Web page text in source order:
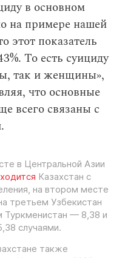
в основном
на примере нашей
этот показатель
То есть суициду
так и женщины»,
что основные
всего связаны с
в Центральной Азии
Казахстан с
на втором месте
третьем Узбекистан
Туркменистан — 8,38 и
случаями.
также